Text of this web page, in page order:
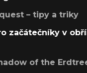
– tipy a triky
začátečníky v
of the